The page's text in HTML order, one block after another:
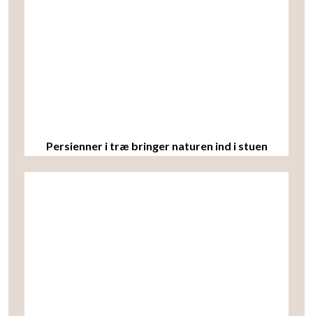
Persienner i træ bringer naturen ind i stuen